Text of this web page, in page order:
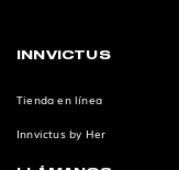
INNVICTUS
Tienda en línea
Innvictus by Her